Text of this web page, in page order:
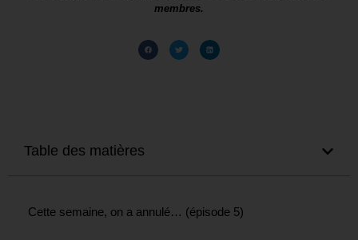
membres.
Table des matières
Cette semaine, on a annulé… (épisode 5)